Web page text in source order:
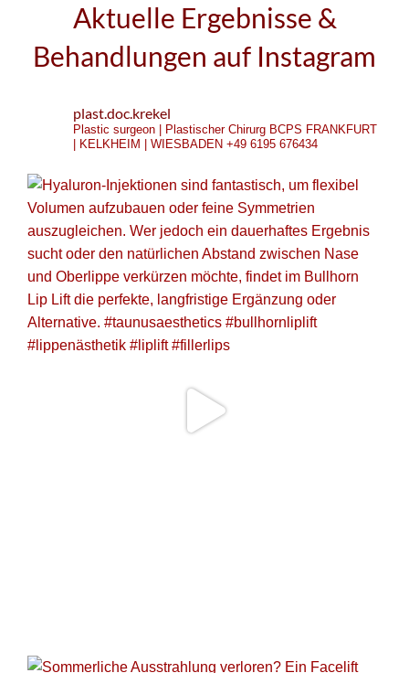
Aktuelle Ergebnisse &
Behandlungen auf Instagram
plast.doc.krekel
Plastic surgeon | Plastischer Chirurg BCPS FRANKFURT
| KELKHEIM | WIESBADEN +49 6195 676434